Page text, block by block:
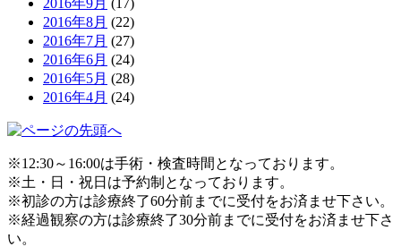
2016年8月 (22)
2016年7月 (27)
2016年6月 (24)
2016年5月 (28)
2016年4月 (24)
※12:30～16:00は手術・検査時間となっております。
※土・日・祝日は予約制となっております。
※初診の方は診療終了60分前までに受付をお済ませ下さい。
※経過観察の方は診療終了30分前までに受付をお済ませ下さ
い。